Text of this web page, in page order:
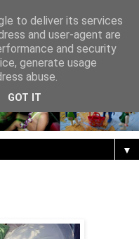
▼
to deliver its services
and user-agent are
and security
generate usage
abuse.
GOT IT